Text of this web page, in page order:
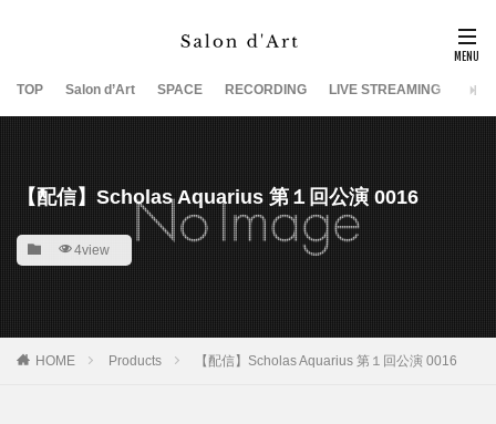
TOP Salon d’Art SPACE RECORDING LIVE STREAMING
【配信】Scholas Aquarius 第１回公演​​ 0016
4view
HOME Products 【配信】Scholas Aquarius 第１回公演​​ 0016